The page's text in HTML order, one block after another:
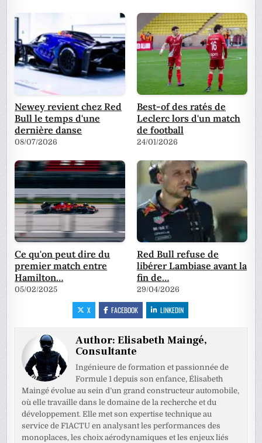
Newey revient chez Red
Bull le temps d'une
dernière danse
08/07/2026
Best-of des ratés de
Leclerc lors d'un match
de football
24/01/2026
Ce qu'on peut dire du
premier match entre
Hamilton…
05/02/2025
Red Bull refuse de
libérer Lambiase avant la
fin de…
29/04/2026
X FACEBOOK LINKEDIN
Author:Elisabeth Maingé,
Consultante
Ingénieure de formation et passionnée de
Formule 1 depuis son enfance, Élisabeth
Maingé évolue au sein d’un grand constructeur automobile,
où elle travaille dans le domaine de la recherche et du
développement. Elle met son expertise technique au
service de F1ACTU en analysant les performances des
monoplaces, les choix aérodynamiques et les enjeux liés